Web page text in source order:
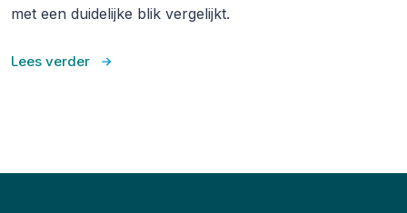
met een duidelijke blik vergelijkt.
Lees verder